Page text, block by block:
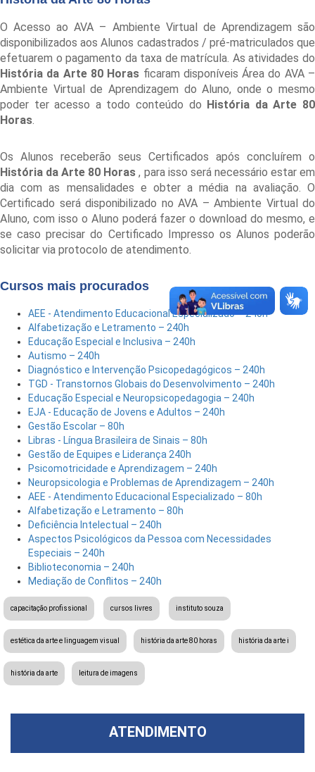
O Acesso ao AVA – Ambiente Virtual de Aprendizagem são
disponibilizados aos Alunos cadastrados / pré-matriculados que
efetuarem o pagamento da taxa de matrícula. As atividades do
História da Arte 80 Horas ficaram disponíveis Área do AVA –
Ambiente Virtual de Aprendizagem do Aluno, onde o mesmo
poder ter acesso a todo conteúdo do História da Arte 80
Horas
Os Alunos receberão seus Certificados após concluírem o
História da Arte 80 Horas , para isso será necessário estar em
dia com as mensalidades e obter a média na avaliação. O
Certificado será disponibilizado no AVA – Ambiente Virtual do
Aluno, com isso o Aluno poderá fazer o download do mesmo, e
se caso precisar do Certificado Impresso os Alunos poderão
solicitar via protocolo de atendimento.
Cursos mais procurados
AEE - Atendimento Educacional Especializado – 240h
Alfabetização e Letramento – 240h
Educação Especial e Inclusiva – 240h
Autismo – 240h
Diagnóstico e Intervenção Psicopedagógicos – 240h
TGD - Transtornos Globais do Desenvolvimento – 240h
Educação Especial e Neuropsicopedagogia – 240h
EJA - Educação de Jovens e Adultos – 240h
Gestão Escolar – 80h
Libras - Língua Brasileira de Sinais – 80h
Gestão de Equipes e Liderança 240h
Psicomotricidade e Aprendizagem – 240h
Neuropsicologia e Problemas de Aprendizagem – 240h
AEE - Atendimento Educacional Especializado – 80h
Alfabetização e Letramento – 80h
Deficiência Intelectual – 240h
Aspectos Psicológicos da Pessoa com Necessidades
Especiais – 240h
Biblioteconomia – 240h
Mediação de Conflitos – 240h
capacitação profissional cursos livres instituto souza
estética da arte e linguagem visual história da arte 80 horas história da arte i
história da arte leitura de imagens
ATENDIMENTO